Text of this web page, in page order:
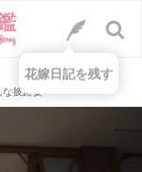
披露宴
花嫁日記を残す